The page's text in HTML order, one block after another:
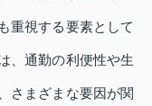
重視する要素として
、通勤の利便性や生
さまざまな要因が関